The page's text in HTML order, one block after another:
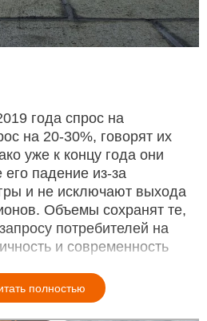
года спрос на
на 20-30%, говорят их
уже к концу года они
его падение из-за
и не исключают выхода
Объемы сохранят те,
потребителей на
и современность
полностью